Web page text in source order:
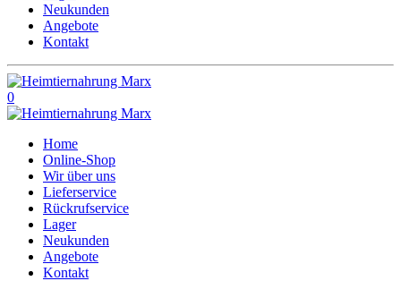
Neukunden
Angebote
Kontakt
0
Home
Online-Shop
Wir über uns
Lieferservice
Rückrufservice
Lager
Neukunden
Angebote
Kontakt